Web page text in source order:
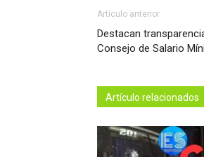
Artículo anterior
Destacan
Consejo de Salario
Artículo relacionados